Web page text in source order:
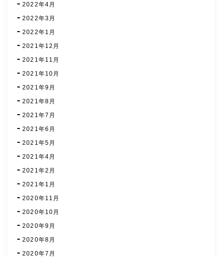
2022年4月
2022年3月
2022年1月
2021年12月
2021年11月
2021年10月
2021年9月
2021年8月
2021年7月
2021年6月
2021年5月
2021年4月
2021年2月
2021年1月
2020年11月
2020年10月
2020年9月
2020年8月
2020年7月